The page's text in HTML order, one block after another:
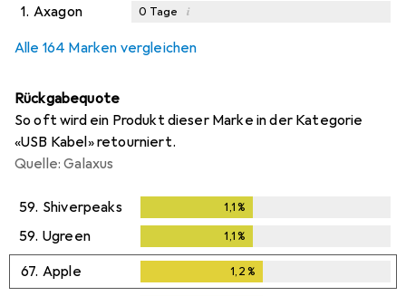
1. Axagon 0 Tage i
Alle 164 Marken vergleichen
Rückgabequote
So oft wird ein Produkt dieser Marke in der Kategorie
«USB Kabel» retourniert.
Quelle: Galaxus
59. Shiverpeaks 1,1%
59. Ugreen 1,1%
67. Apple 1,2%